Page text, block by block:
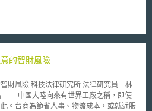
或企業實施經濟脅迫手段，執委會將提交
施經濟脅迫手段之國家進行協商，並要求
），包含但不限於限制特定企業
終止對特定國家的關稅優惠，並課予額外
干擾歐盟經濟體。
的智財風險
法律研究員 林
。台商為節省人事、物流成本，或就近服